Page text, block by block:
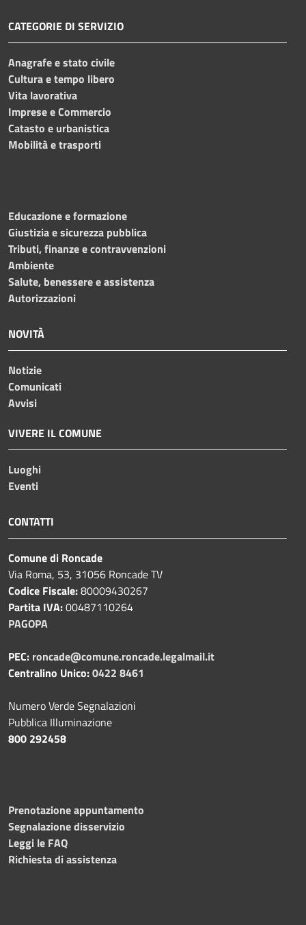
CATEGORIE DI SERVIZIO
Anagrafe e stato civile
Cultura e tempo libero
Vita lavorativa
Imprese e Commercio
Catasto e urbanistica
Mobilità e trasporti
Educazione e formazione
Giustizia e sicurezza pubblica
Tributi, finanze e contravvenzioni
Ambiente
Salute, benessere e assistenza
Autorizzazioni
NOVITÀ
Notizie
Comunicati
Avvisi
VIVERE IL COMUNE
Luoghi
Eventi
CONTATTI
Comune di Roncade
Via Roma, 53, 31056 Roncade TV
Codice Fiscale:80009430267
Partita IVA:00487110264
PAGOPA
PEC: roncade@comune.roncade.legalmail.it
Centralino Unico:0422 8461
Numero Verde Segnalazioni
Pubblica Illuminazione
800 292458
Prenotazione appuntamento
Segnalazione disservizio
Leggi le FAQ
Richiesta di assistenza